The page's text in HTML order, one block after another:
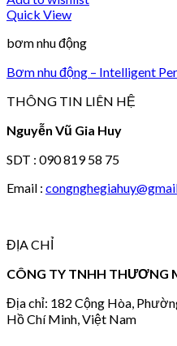
Quick View
bơm nhu động
Bơm nhu động – Intelligent
THÔNG TIN LIÊN HỆ
Nguyễn Vũ Gia Huy
SDT : 090 819 58 75
Email :
ĐỊA CHỈ
CÔNG TY TNHH THƯƠNG
Địa chỉ: 182 Cộng Hòa,
Hồ Chí Minh, Việt Nam